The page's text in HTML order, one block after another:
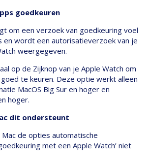
goedkeuren
om een verzoek van goedkeuring voel
en wordt een autorisatieverzoek van je
weergegeven.
op de Zijknop van je Apple Watch om
te keuren. Deze optie werkt alleen
MacOS Big Sur en hoger en
hoger.
dit ondersteunt
de opties automatische
met een Apple Watch’ niet